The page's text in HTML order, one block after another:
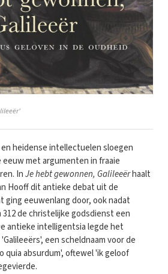
heidense intellectuelen sloegen
met argumenten in fraaie
InJe hebt gewonnen, Galileeërhaalt
Hooff dit antieke debat uit de
ging eeuwenlang door, ook nadat
de christelijke godsdienst een
antieke intelligentsia legde het
een scheldnaam voor de
quia absurdum', oftewel 'ik geloof